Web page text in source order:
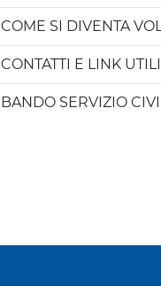
COME SI DIVENTA
CONTATTI E LINK UTILI
BANDO SERVIZIO